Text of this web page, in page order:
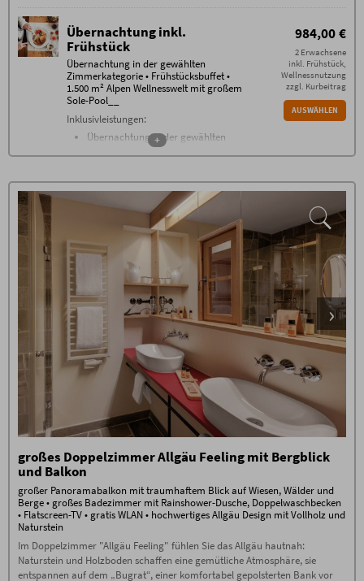
Übernachtung/Frühstück
Keine Anzahlung – ab Buchung 80%
Stornogebühren außer bei Weitervermietung. Eine
Stornierung muss schriftlich per E-Mail erfolgen
(ausschließlich an info@hotel-oberstdorf.de).
Wir empfehlen den Abschluss einer
Reiserücktrittskostenversicherung.
Übernachtung inkl.
Frühstück
Übernachtung in der gewählten
Zimmerkategorie • Frühstücksbuffet •
1.500 m² Alpen Wellnesswelt mit großem
Sole-Pool__
Inklusivleistungen:
Übernachtung in der gewählten
Zimmerkategorie
verschiedenen
Frühstückskomponenten von 7.30
bis 11 Uhr
täglich Nutzung der einzigartigen
1500 m² Alpen Wellnessweltmit
beheiztem Außen-Sole-Pool,
Allgäuer Sauna Alpe, Steinbad,
Allgäuer Flachsbad, Backstüble,
Mühlraddusche, Wellness-
Wohnzimmer, Raum der Stille,
Panorama-Ruheraum, Ruhe-Tenne
mit Wasserbetten sowie der grünen
Garten-Oase
im Sommer Naturidylle am Badesee
Fitnessraum mit neuesten Geräten
von Technogym
täglich Oberstdorfer Steinewasser,
Tee und Saunabrot an der
hochklassiges Gästeprogramm mit
Abend mit Live-Musik, Feuerabend,
Whisky-Tasting uvm.
Buchungsbedingungen
Hotel Oberstdorf, Reute 20, D-87561 Oberstdorf.
Check-in ab 15 Uhr. Falls Sie nach 23.00
Uhr anreisen, kontaktieren Sie uns bitte am
+
984,00 €
2 Erwachsene
inkl. Frühstück,
Wellnessnutzung
zzgl. Kurbeitrag
AUSWÄHLEN
großes Doppelzimmer Allgäu Feeling mit Bergblick
und Balkon
großer Panoramabalkon mit traumhaftem Blick auf Wiesen, Wälder und
Berge • großes Badezimmer mit Rainshower-Dusche, Doppelwaschbecken
• Flatscreen-TV • gratis WLAN • hochwertiges Allgäu Design mit Vollholz und
Naturstein
Im Doppelzimmer "Allgäu Feeling" fühlen Sie das Allgäu hautnah:
Naturstein und Holzboden schaffen eine gemütliche Atmosphäre, sie
entspannen auf dem „Bugrat“, einer komfortabel gepolsterten Bank vor